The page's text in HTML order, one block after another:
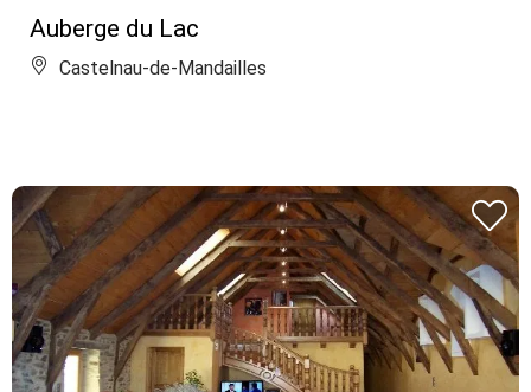
Auberge du Lac
Castelnau-de-Mandailles